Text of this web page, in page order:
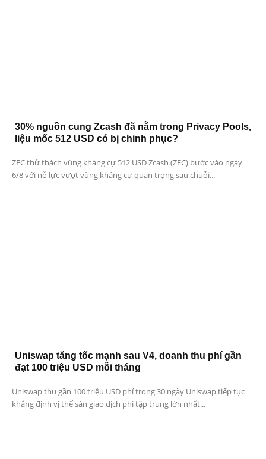
30% nguồn cung Zcash đã nằm trong Privacy Pools,
liệu mốc 512 USD có bị chinh phục?
ZEC thử thách vùng kháng cự 512 USD Zcash (ZEC) bước vào ngày
6/8 với nỗ lực vượt vùng kháng cự quan trọng sau chuỗi...
Uniswap tăng tốc mạnh sau V4, doanh thu phí gần
đạt 100 triệu USD mỗi tháng
Uniswap thu gần 100 triệu USD phí trong 30 ngày Uniswap tiếp tục
khẳng định vị thế sàn giao dịch phi tập trung lớn nhất...